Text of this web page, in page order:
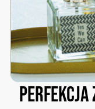
Perfekcja